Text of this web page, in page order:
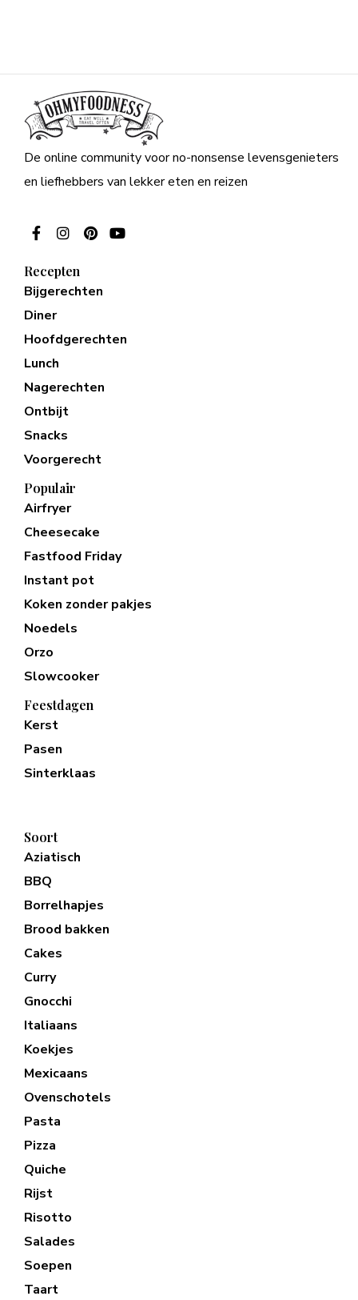
De online community voor no-nonsense levensgenieters
en liefhebbers van lekker eten en reizen
Recepten
Bijgerechten
Diner
Hoofdgerechten
Lunch
Nagerechten
Ontbijt
Snacks
Voorgerecht
Populair
Airfryer
Cheesecake
Fastfood Friday
Instant pot
Koken zonder pakjes
Noedels
Orzo
Slowcooker
Feestdagen
Kerst
Pasen
Sinterklaas
Soort
Aziatisch
BBQ
Borrelhapjes
Brood bakken
Cakes
Curry
Gnocchi
Italiaans
Koekjes
Mexicaans
Ovenschotels
Pasta
Pizza
Quiche
Rijst
Risotto
Salades
Soepen
Taart